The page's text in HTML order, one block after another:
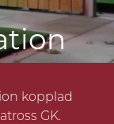
kopplad
GK.